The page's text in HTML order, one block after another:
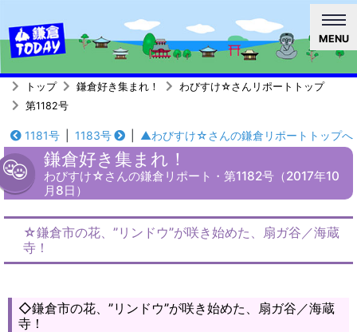
MENU
トップ 鎌倉好き集まれ！
わびすけ☆さんリポートトップ
第1182号
1181号 1183号 ▲わびすけ☆さんの鎌倉リポートトップへ
鎌倉好き集まれ！
わびすけ☆さんの鎌倉リポート・第1182号（2017年10
月8日）
☆鎌倉市の花、”リンドウ”が咲き始めた、扇ガ谷／海蔵
寺！
◇鎌倉市の花、”リンドウ”が咲き始めた、扇ガ谷／海蔵
寺！